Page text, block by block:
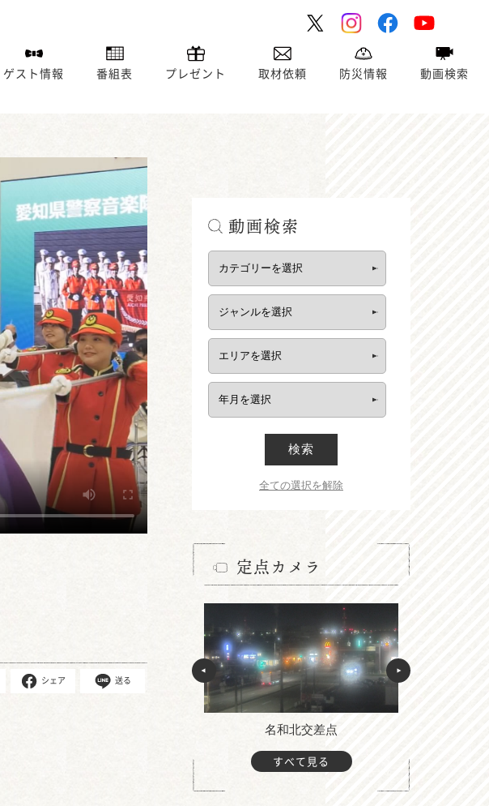
ゲスト情報 番組表 プレゼント 取材依頼 防災情報 動画検索
シェア 送る
動画検索
検索
全ての選択を解除
定点カメラ
名和北交差点
すべて見る